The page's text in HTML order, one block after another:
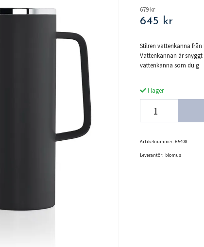
679 kr
645 kr
Stilren vattenkanna
Vattenkannan är
vattenkanna som du g
I lager
Artikelnummer: 65408
Leverantör: blomus